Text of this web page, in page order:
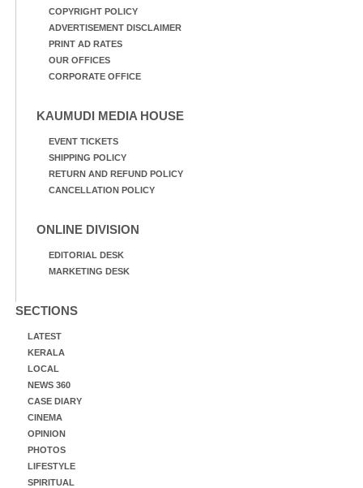
COPYRIGHT POLICY
ADVERTISEMENT DISCLAIMER
PRINT AD RATES
OUR OFFICES
CORPORATE OFFICE
KAUMUDI MEDIA HOUSE
EVENT TICKETS
SHIPPING POLICY
RETURN AND REFUND POLICY
CANCELLATION POLICY
ONLINE DIVISION
EDITORIAL DESK
MARKETING DESK
SECTIONS
LATEST
KERALA
LOCAL
NEWS 360
CASE DIARY
CINEMA
OPINION
PHOTOS
LIFESTYLE
SPIRITUAL